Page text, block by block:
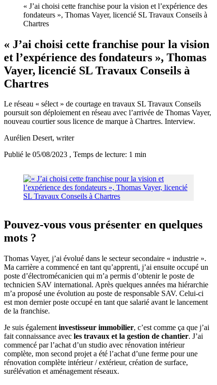
« J’ai choisi cette franchise pour la vision et l’expérience des
fondateurs », Thomas Vayer, licencié SL Travaux Conseils à
Chartres
« J’ai choisi cette franchise pour la vision
et l’expérience des fondateurs », Thomas
Vayer, licencié SL Travaux Conseils à
Chartres
Le réseau « sélect » de courtage en travaux SL Travaux Conseils
poursuit son déploiement en réseau avec l’arrivée de Thomas Vayer,
nouveau courtier sous licence de marque à Chartres. Interview.
Aurélien Desert, writer
Publié le 05/08/2023 , Temps de lecture: 1 min
Pouvez-vous vous présenter en quelques
mots ?
Thomas Vayer, j’ai évolué dans le secteur secondaire « industrie ».
Ma carrière a commencé en tant qu’apprenti, j’ai ensuite occupé un
poste d’électromécanicien qui m’a permis d’obtenir le poste de
technicien SAV international. Après quelques années ma hiérarchie
m’a proposé une évolution au poste de responsable SAV. Celui-ci
est mon dernier poste occupé en tant que salarié avant le lancement
de la franchise.
Je suis également investisseur immobilier, c’est comme ça que j’ai
fait connaissance avec les travaux et la gestion de chantier. J’ai
commencé par l’achat d’un studio avec rénovation intérieur
complète, mon second projet a été l’achat d’une ferme pour une
rénovation complète intérieur / extérieur, création de surface,
surélévation et aménagement réseaux.